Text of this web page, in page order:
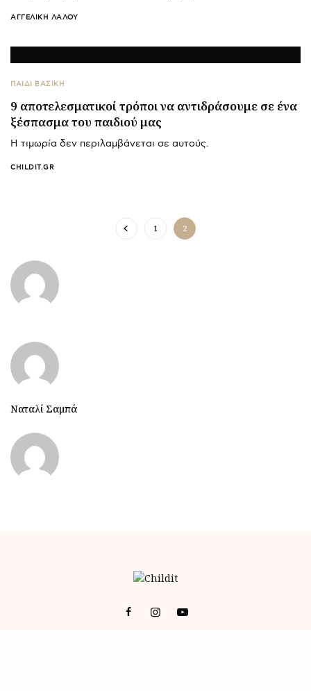
ΑΓΓΕΛΙΚΉ ΛΆΛΟΥ
ΠΑΙΔΙ ΒΑΣΙΚΉ
9 αποτελεσματικοί τρόποι να αντιδράσουμε σε ένα
ξέσπασμα του παιδιού μας
Η τιμωρία δεν περιλαμβάνεται σε αυτούς.
CHILDIT.GR
1 2
Ναταλί Σαμπά